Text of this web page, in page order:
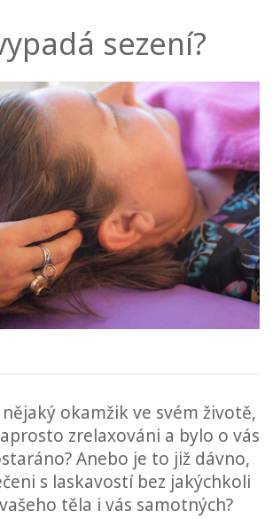
sezení?
okamžik ve svém životě,
zrelaxováni a bylo o vás
Anebo je to již dávno,
s laskavostí bez jakýchkoli
těla i vás samotných?